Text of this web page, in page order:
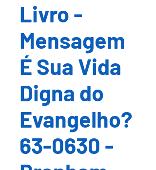
Livro -
Mensagem
É Sua Vida
Digna do
Evangelho?
63-0630 -